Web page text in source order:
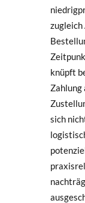
zugleich
knüpft
Zahlung
sich